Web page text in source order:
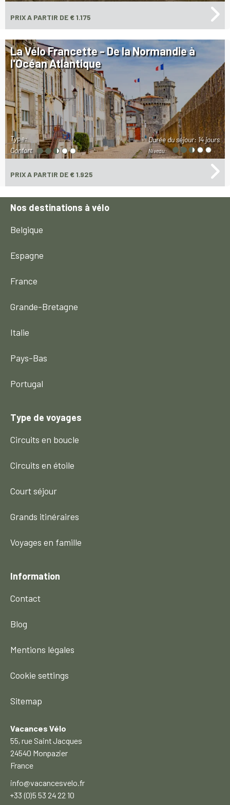
PRIXA PARTIR DE € 1.175
La Vélo Francette - De la Normandie à
l'Océan Atlantique
Durée du séjour:14 jours
Niveau:
Type:
Confort
PRIXA PARTIR DE € 1.925
Nos destinations à vélo
Belgique
Espagne
France
Grande-Bretagne
Italie
Pays-Bas
Portugal
Type de voyages
Circuits en boucle
Circuits en étoile
Court séjour
Grands itinéraires
Voyages en famille
Information
Contact
Blog
Mentions légales
Cookie settings
Sitemap
Vacances Vélo
55, rue Saint Jacques
24540 Monpazier
France
info@vacancesvelo.fr
+33 (0)5 53 24 22 10